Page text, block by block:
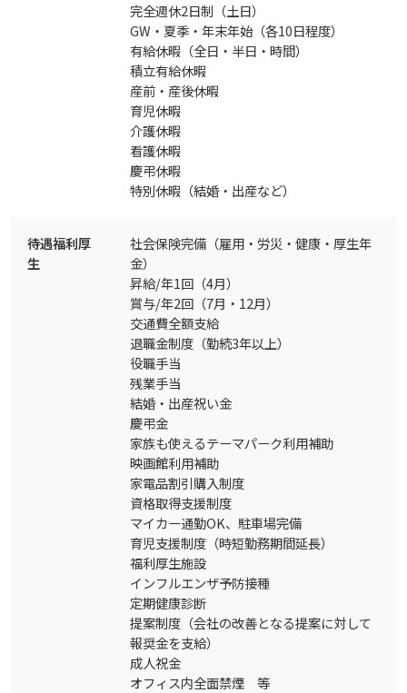
完全週休2日制（土日）
GW・夏季・年末年始（各10日程度）
有給休暇（全日・半日・時間）
積立有給休暇
産前・産後休暇
育児休暇
介護休暇
看護休暇
慶弔休暇
特別休暇（結婚・出産など）
待遇福利厚
生
社会保険完備（雇用・労災・健康・厚生年
金）
昇給/年1回（4月）
賞与/年2回（7月・12月）
交通費全額支給
退職金制度（勤続3年以上）
役職手当
残業手当
結婚・出産祝い金
慶弔金
家族も使えるテーマパーク利用補助
映画館利用補助
家電品割引購入制度
資格取得支援制度
マイカー通勤OK、駐車場完備
育児支援制度（時短勤務期間延長）
福利厚生施設
インフルエンザ予防接種
定期健康診断
提案制度（会社の改善となる提案に対して
報奨金を支給）
成人祝金
オフィス内全面禁煙 等